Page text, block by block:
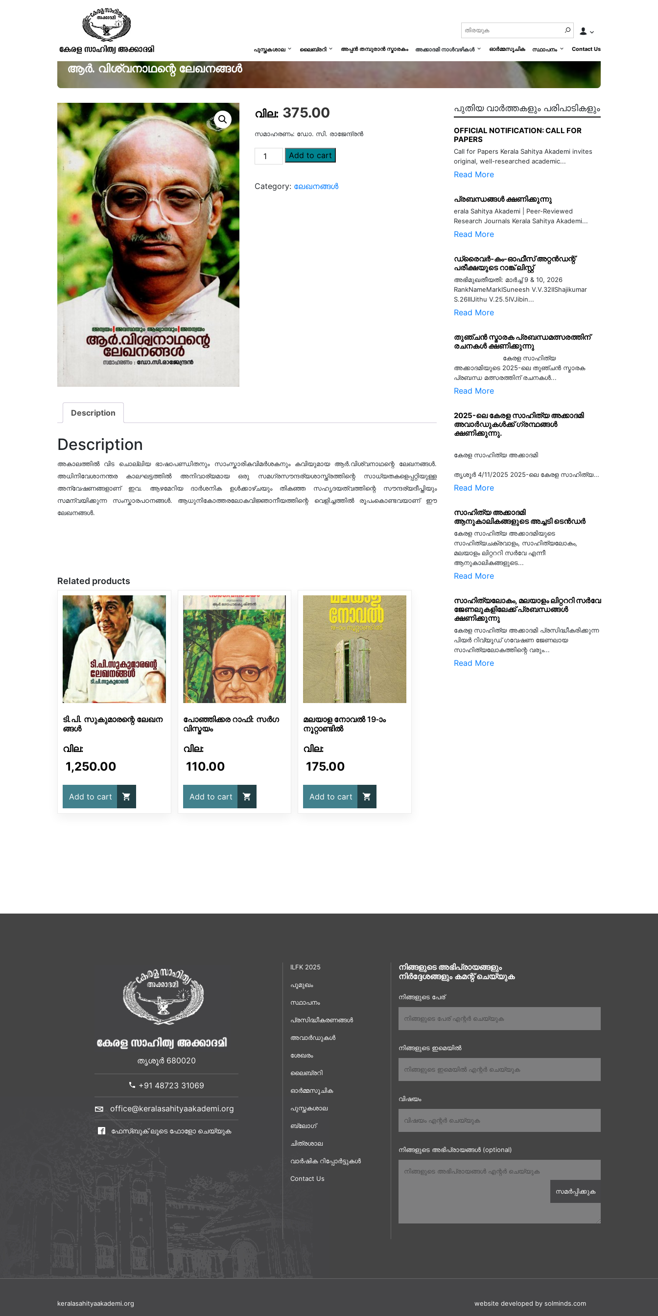
പുസ്തകശാല ലൈബ്രറി അപ്പൻ തമ്പുരാൻ സ്മാരകം അക്കാദമി നാൾവഴികൾ ഓർമ്മസൂചിക സ്ഥാപനം Contact Us
ആർ. വിശ്വനാഥന്റെ ലേഖനങ്ങൾ
375.00
സമാഹരണം: ഡോ. സി. രാജേന്ദ്രൻ
Add to cart
Category: ലേഖനങ്ങൾ
Description
Description
അകാലത്തിൽ വിട ചൊല്ലിയ ഭാഷാപണ്ഡിതനും സാംസ്കാരികവിമർശകനും കവിയുമായ ആർ.വിശ്വനാഥന്റെ ലേഖനങ്ങൾ.
അധിനിവേശാനന്തര കാലഘട്ടത്തിൽ അനിവാര്യമായ ഒരു സമഗ്രസൗന്ദര്യശാസ്ത്രത്തിന്റെ സാധ്യതകളെപ്പറ്റിയുള്ള
അന്വേഷണങ്ങളാണ് ഇവ. ആഴമേറിയ ദാർശനിക ഉൾക്കാഴ്ചയും തികഞ്ഞ സഹൃദയത്വത്തിന്റെ സൗന്ദര്യദീപ്തിയും
സമന്വയിക്കുന്ന സംസ്കാരപഠനങ്ങൾ. ആധുനികോത്തരലോകവിജ്ഞാനീയത്തിന്റെ വെളിച്ചത്തിൽ രൂപംകൊണ്ടവയാണ് ഈ
ലേഖനങ്ങൾ.
Related products
ടി.പി. സുകുമാരന്റെ ലേഖന
ങ്ങൾ
1,250.00
Add to cart
പോഞ്ഞിക്കര റാഫി: സർഗ
വിസ്മയം
110.00
Add to cart
മലയാള നോവൽ 19-ാം
നൂറ്റാണ്ടിൽ
175.00
Add to cart
പുതിയ വാർത്തകളും പരിപാടികളും
OFFICIAL NOTIFICATION: CALL FOR
PAPERS
Call for Papers Kerala Sahitya Akademi invites
original, well-researched academic...
Read More
പ്രബന്ധങ്ങൾ ക്ഷണിക്കുന്നു
erala Sahitya Akademi | Peer-Reviewed
Research Journals Kerala Sahitya Akademi...
Read More
ഡ്രൈവർ-കം-ഓഫീസ് അറ്റൻഡന്റ്
പരീക്ഷയുടെ റാങ്ക് ലിസ്റ്റ്
അഭിമുഖതീയതി: മാർച്ച് 9 & 10, 2026
RankNameMarkISuneesh V.V.32IIShajikumar
S.26IIIJithu V.25.5IVJibin...
Read More
തുഞ്ചൻ സ്മാരക പ്രബന്ധമത്സരത്തിന്
രചനകൾ ക്ഷണിക്കുന്നു
കേരള സാഹിത്യ
അക്കാദമിയുടെ 2025-ലെ തുഞ്ചൻ സ്മാരക
പ്രബന്ധ മത്സരത്തിന് രചനകൾ...
Read More
2025-ലെ കേരള സാഹിത്യ അക്കാദമി
അവാർഡുകൾക്ക് ഗ്രന്ഥങ്ങൾ
ക്ഷണിക്കുന്നു.
കേരള സാഹിത്യ അക്കാദമി
തൃശൂര്‍ 4/11/2025 2025-ലെ കേരള സാഹിത്യ...
Read More
സാഹിത്യ അക്കാദമി
ആനുകാലികങ്ങളുടെ അച്ചടി ടെൻഡർ
കേരള സാഹിത്യ അക്കാദമിയുടെ
സാഹിത്യചക്രവാളം, സാഹിത്യലോകം,
മലയാളം ലിറ്റററി സർവേ എന്നീ
ആനുകാലികങ്ങളുടെ...
Read More
സാഹിത്യലോകം, മലയാളം ലിറ്റററി സർവേ
ജേണലുകളിലേക്ക് പ്രബന്ധങ്ങൾ
ക്ഷണിക്കുന്നു
കേരള സാഹിത്യ അക്കാദമി പ്രസിദ്ധീകരിക്കുന്ന
പിയര്‍ റിവ്യൂഡ് ഗവേഷണ ജേണലായ
സാഹിത്യലോകത്തിന്റെ വരും...
Read More
തൃശൂർ 680020
+91 48723 31069
office@keralasahityaakademi.org
ഫേസ്ബുക് ലൂടെ ഫോളോ ചെയ്യുക
ILFK 2025
പൂമുഖം
സ്ഥാപനം
പ്രസിദ്ധീകരണങ്ങൾ
അവാർഡുകൾ
ശേഖരം
ലൈബ്രറി
ഓർമ്മസൂചിക
പുസ്തകശാല
ബ്ലോഗ്
ചിത്രശാല
വാർഷിക റിപ്പോർട്ടുകൾ
Contact Us
നിങ്ങളുടെ അഭിപ്രായങ്ങളും
നിർദ്ദേശങ്ങളും കമന്റ് ചെയ്യുക
നിങ്ങളുടെ പേര്
നിങ്ങളുടെ ഇമെയിൽ
വിഷയം
നിങ്ങളുടെ അഭിപ്രായങ്ങൾ (optional)
keralasahityaakademi.org website developed by solminds.com